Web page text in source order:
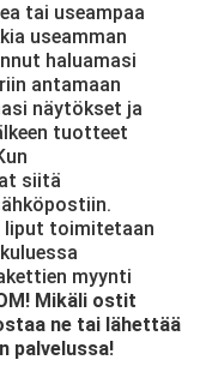
tai useampaa
useamman
haluamasi
antamaan
näytökset ja
tuotteet
siitä
liput toimitetaan
myynti
Mikäli ostit
ne tai lähettää
palvelussa!